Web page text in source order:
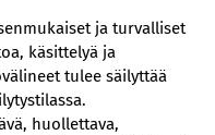
ja turvalliset
käsittelyä ja
tulee säilyttää
huollettava,